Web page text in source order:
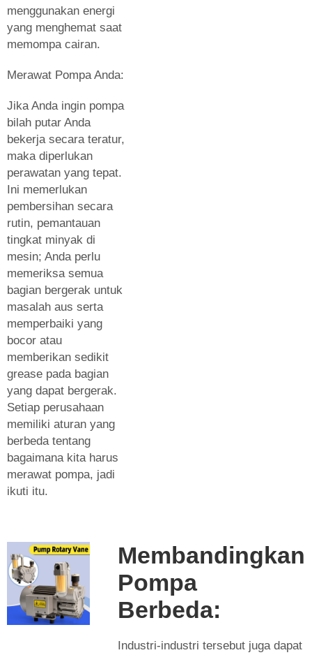
menggunakan energi
yang menghemat saat
memompa cairan.
Merawat Pompa Anda:
Jika Anda ingin pompa
bilah putar Anda
bekerja secara teratur,
maka diperlukan
perawatan yang tepat.
Ini memerlukan
pembersihan secara
rutin, pemantauan
tingkat minyak di
mesin; Anda perlu
memeriksa semua
bagian bergerak untuk
masalah aus serta
memperbaiki yang
bocor atau
memberikan sedikit
grease pada bagian
yang dapat bergerak.
Setiap perusahaan
memiliki aturan yang
berbeda tentang
bagaimana kita harus
merawat pompa, jadi
ikuti itu.
Membandingkan
Pompa
Berbeda:
Industri-industri tersebut juga dapat